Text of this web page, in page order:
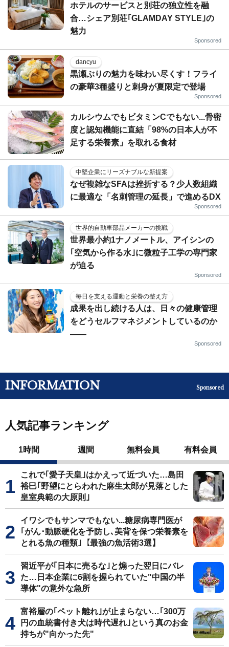
ホテルのサービスと別荘の独立性を融
合…シェア別荘｢GLAMDAY STYLE｣の
魅力
Sponsored
dancyu
黒瀬ぶりの魅力を味わい尽くす！フライ
の豪華3種盛りと刺身が夏限定で登場
Sponsored
カルシウムでもビタミンCでもない...骨密
度と認知機能に直結「98%の日本人が不
足する栄養素」を取れる食材
中堅企業にリーズナブルな新提案
なぜ複雑なSFAは挫折する？少人数組織
に最適な「名刺管理の延長」で進めるDX
Sponsored
世界的自動車部品メーカーの挑戦
世界最小約1ナノメートル、アイシンの
｢空気から作る水｣に微粒子工学の専門家
が迫る
Sponsored
毎日を支える運動と栄養の整え方
成果を出し続ける人は、日々の健康管理
をどうセルフマネジメントしているのか
——
Sponsored
INFORMATION Sponsored
人気記事ランキング
1時間 週間 無料会員 有料会員
これで｢愛子天皇｣はかえって近づいた…島田
裕巳｢野望にとらわれた麻生太郎が見落とした
皇室典範の大原則｣
イワシでもサンマでもない...糖尿病専門医が
｢がん･動脈硬化を予防し､美背を保つ栄養素を
とれる魚の種類｣【最強の魚活術3選】
習近平が｢日本に売るな｣と煽った翌日にバレ
た…日本企業に6割を握られていた"中国の半
導体"の意外な急所
富裕層の｢ペット離れ｣が止まらない…｢300万
円の血統書付き犬は時代遅れ｣という真のお金
持ちが"向かった先"